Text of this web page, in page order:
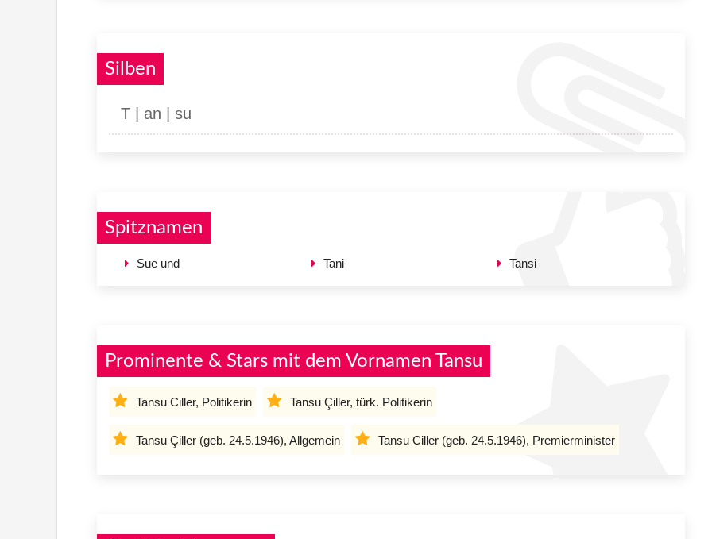
Silben
T | an | su
Spitznamen
Sue und Tani Tansi
Prominente & Stars mit dem Vornamen Tansu
Tansu Ciller, Politikerin Tansu Çiller, türk. Politikerin
Tansu Çiller (geb. 24.5.1946), Allgemein Tansu Ciller (geb. 24.5.1946), Premierminister